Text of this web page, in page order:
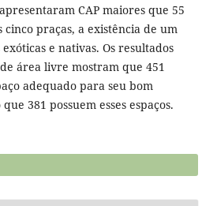
CAP maiores que 55
cinco praças, a existência de um
e nativas. Os resultados
área livre mostram que 451
adequado para seu bom
381 possuem esses espaços.